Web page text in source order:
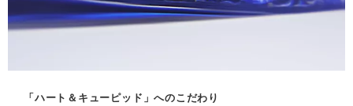
「ハート＆キューピッド」へのこだわり